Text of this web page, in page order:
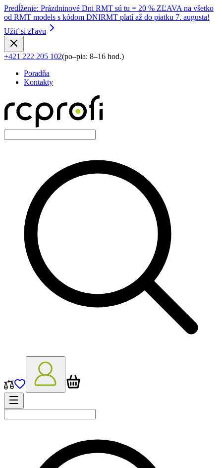
Predĺženie: Prázdninové Dni RMT sú tu = 20 % ZĽAVA na všetko
od RMT models s kódom DNIRMT platí až do piatku 7. augusta!
Užiť si zľavu
+421 222 205 102(po–pia: 8–16 hod.)
Poradňa
Kontakty